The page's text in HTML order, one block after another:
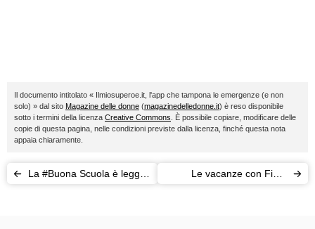
Il documento intitolato « Ilmiosuperoe.it, l'app che tampona le emergenze (e non
solo) » dal sito Magazine delle donne (magazinedelledonne.it) è reso disponibile
sotto i termini della licenza Creative Commons . È possibile copiare, modificare delle
copie di questa pagina, nelle condizioni previste dalla licenza, finché questa nota
appaia chiaramente.
La #Buona Scuola è legge:
Le vacanze con Fido: